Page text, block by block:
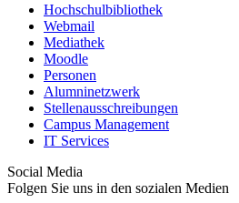
Hochschulbibliothek
Webmail
Mediathek
Moodle
Personen
Alumninetzwerk
Stellenausschreibungen
Campus Management
IT Services
Social Media
Folgen Sie uns in den sozialen Medien